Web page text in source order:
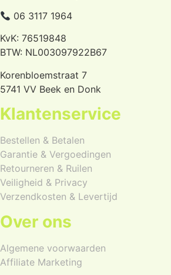
06 3117 1964
KvK: 76519848
BTW: NL003097922B67
Korenbloemstraat 7
5741 VV Beek en Donk
Klantenservice
Bestellen & Betalen
Garantie & Vergoedingen
Retourneren & Ruilen
Veiligheid & Privacy
Verzendkosten & Levertijd
Over ons
Algemene voorwaarden
Affiliate Marketing